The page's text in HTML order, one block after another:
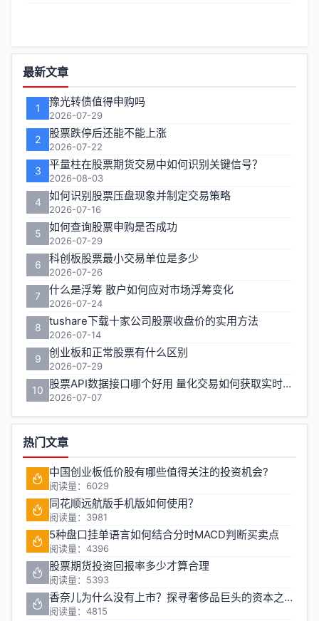
功
能
区
最新文章
1 豫光转债值得申购吗
2026-07-29
2 股票跌停后还能不能上涨
2026-07-22
3 平量柱在股票期货交易中如何识别关键信号？
2026-08-03
4 如何识别股票压盘现象并制定交易策略
2026-07-16
5 如何查询股票申购是否成功
2026-07-29
6 科创板股票最小交易单位是多少
2026-07-26
7 什么是浮筹 散户如何应对市场浮筹变化
2026-07-24
8 tushare下载十家公司股票收盘价的实用方法
2026-07-14
9 创业板和正常股票有什么区别
2026-07-29
10 股票API数据接口哪个好用 量化交易如何获取实时行情
2026-07-07
热门文章
中国创业板低价股有哪些值得关注的投资机会?
阅读量：6029
同花顺远航版手机版如何使用？
阅读量：3981
5种盘口挂单语言如何结合分时MACD判断买卖点
阅读量：4396
股票期货投资回报率多少才算合理
阅读量：5393
香奈儿为什么没有上市？探寻奢侈品巨头的资本之路
阅读量：4815